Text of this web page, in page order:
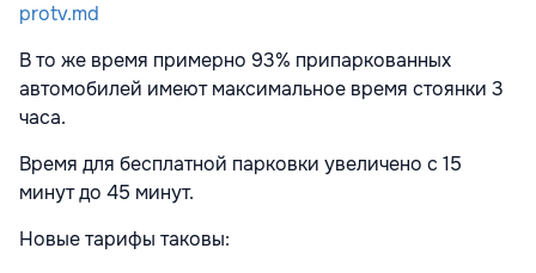
protv.md
В то же время примерно 93% припаркованных
автомобилей имеют максимальное время стоянки 3
часа.
Время для бесплатной парковки увеличено с 15
минут до 45 минут.
Новые тарифы таковы: